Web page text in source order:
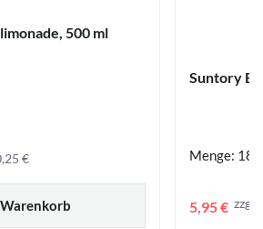
500 ml
€
Suntory
Menge:
5,95 € zzgl.